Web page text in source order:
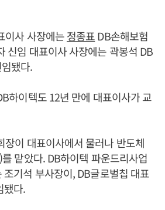
이사 사장에는정종표DB손해보험
신임 대표이사 사장에는 곽봉석 DB
됐다.
하이텍도 12년 만에 대표이사가 교
장이 대표이사에서 물러나 반도체
맡았다. DB하이텍 파운드리사업
기석 부사장이, DB글로벌칩 대표
됐다.